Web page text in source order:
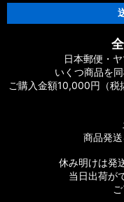
日本郵便・
いくつ商品を
ご購入金額10,000円（税
商品発送
休み明けは発
当日出荷が